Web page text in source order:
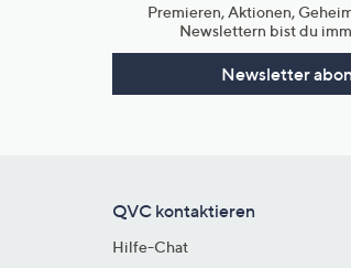
Premieren, Aktionen,
Newslettern bist du
Newsletter
QVC kontaktieren
Hilfe-Chat